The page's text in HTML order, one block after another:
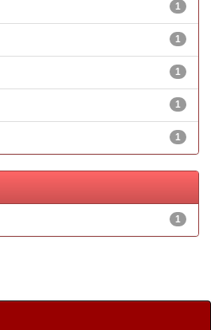
1
1
1
1
1
1